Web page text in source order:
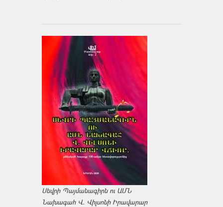
Սեվրի Պայմանագիրն ու ԱՄՆ
Նախագահ Վ. Վիլսոնի Իրավարար